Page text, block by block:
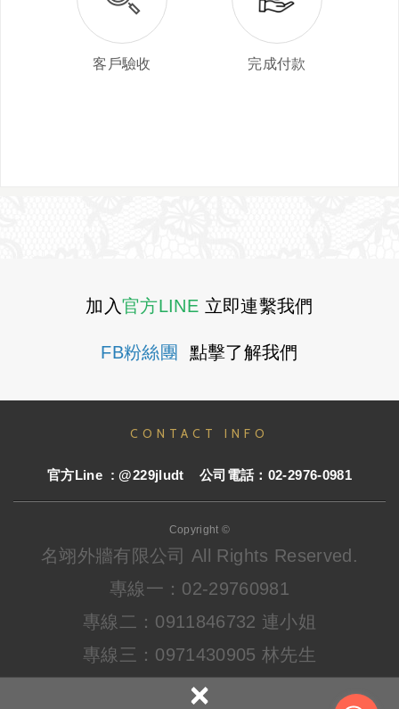
×
客戶驗收 完成付款
加入官方LINE 立即連繫我們
FB粉絲團 點擊了解我們
CONTACT INFO
官方Line : @229jludt 公司電話：02-2976-0981
Copyright ©
名翊外牆有限公司 All Rights Reserved.
專線一：02-29760981
專線二：0911846732 連小姐
專線三：0971430905 林先生
：@229jludt